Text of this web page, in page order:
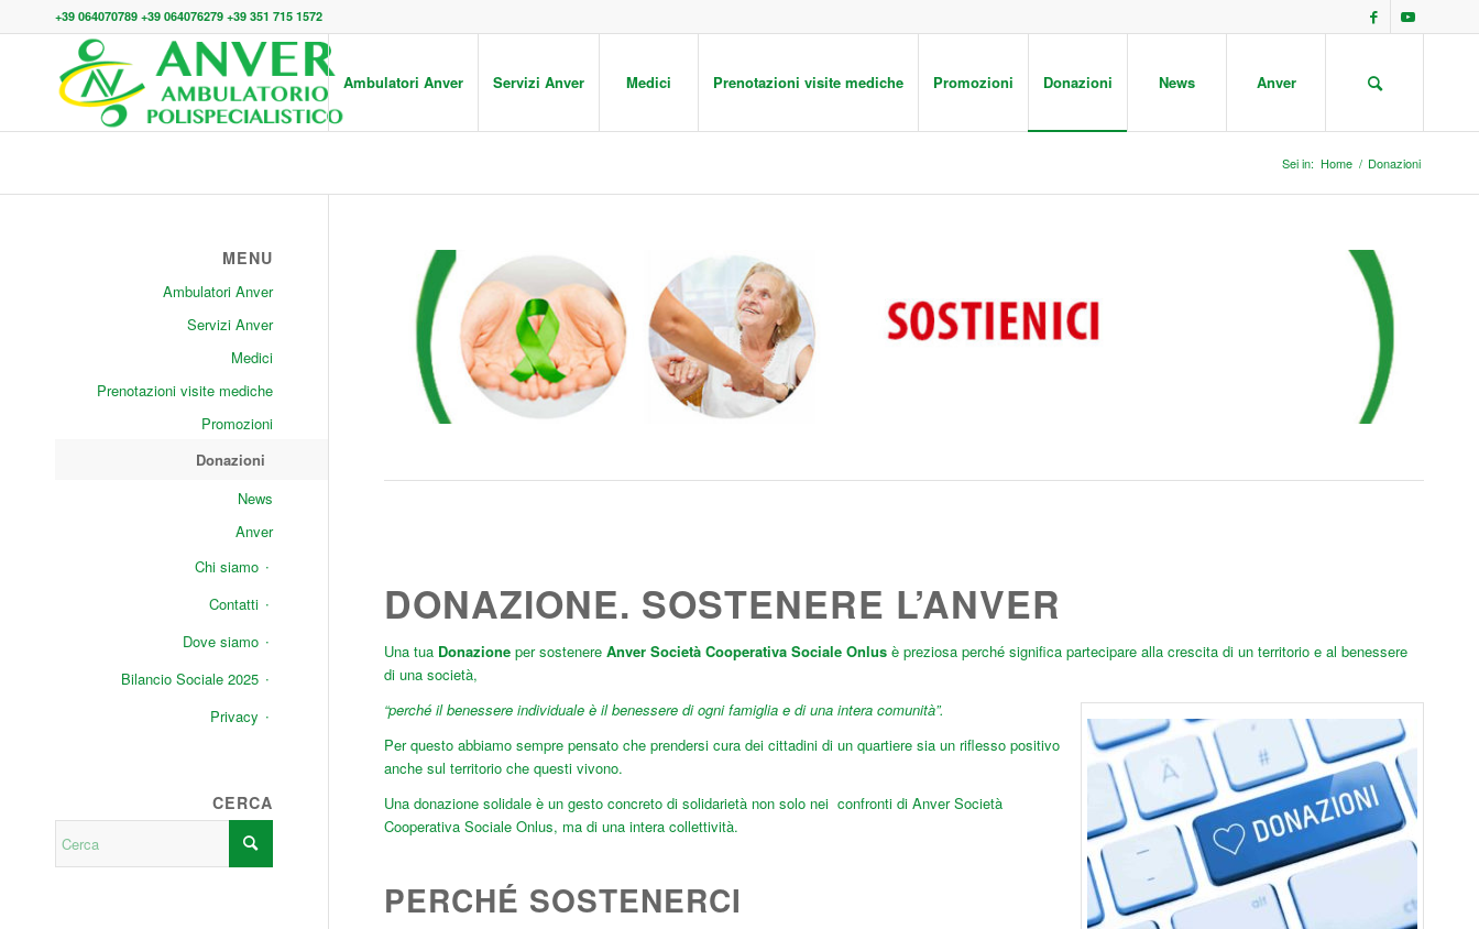
+39 064070789 +39 064076279 +39 351 715 1572
Ambulatori Anver Servizi Anver Medici Prenotazioni visite mediche Promozioni Donazioni News Anver
Sei in: Home / Donazioni
DONAZIONE. SOSTENERE L’ANVER
Una tua Donazioneper sostenere Anver Società Cooperativa Sociale Onlusè preziosa perché significa partecipare alla crescita di un territorio e al benessere
di una società,
“perché il benessere individuale è il benessere di ogni famiglia e di una intera comunità”.
Per questo abbiamo sempre pensato che prendersi cura dei cittadini di un quartiere sia un riflesso positivo
anche sul territorio che questi vivono.
Una donazione solidale è un gesto concreto di solidarietà non solo nei confronti di Anver Società
Cooperativa Sociale Onlus, ma di una intera collettività.
PERCHÉ SOSTENERCI
MENU
Ambulatori Anver
Servizi Anver
Medici
Prenotazioni visite mediche
Promozioni
Donazioni
News
Anver
Chi siamo
Contatti
Dove siamo
Bilancio Sociale 2025
Privacy
CERCA